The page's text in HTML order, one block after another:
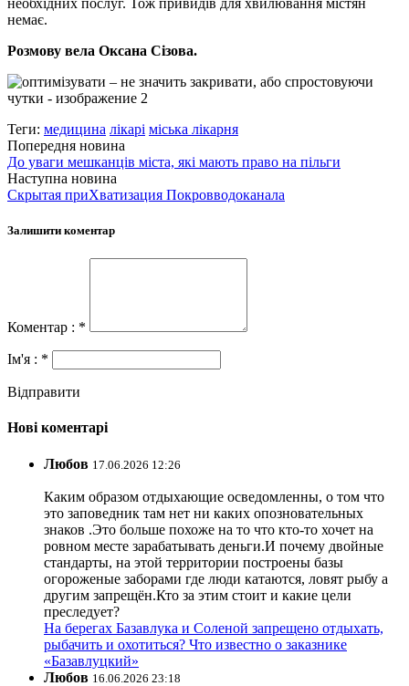
немає.
Розмову вела Оксана Сізова.
Теги: медицина лікарі міська лікарня
Попередня новина
До уваги мешканців міста, які мають право на пільги
Наступна новина
Скрытая приХватизация Покровводоканала
Залишити коментар
Коментар : *
Ім'я : *
Відправити
Нові коментарі
Любов 17.06.2026 12:26
Каким образом отдыхающие осведомленны, о том что
это заповедник там нет ни каких опозновательных
знаков .Это больше похоже на то что кто-то хочет на
ровном месте зарабатывать деньги.И почему двойные
стандарты, на этой территории построены базы
огороженые заборами где люди катаются, ловят рыбу а
другим запрещён.Кто за этим стоит и какие цели
преследует?
На берегах Базавлука и Соленой запрещено отдыхать,
рыбачить и охотиться? Что известно о заказнике
«Базавлуцкий»
Любов 16.06.2026 23:18